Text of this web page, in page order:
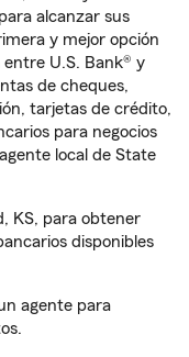
alcanzar sus
y mejor opción
entre U.S. Bank® y
de cheques,
tarjetas de crédito,
para negocios
local de State
KS, para obtener
disponibles
agente para